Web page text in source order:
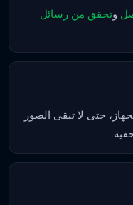
وتحقق من رسائل
حتى لا تبقى الصور